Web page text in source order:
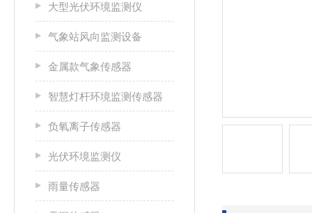
大型光伏环境监测仪
气象站风向监测设备
金属款气象传感器
智慧灯杆环境监测传感器
负氧离子传感器
光伏环境监测仪
雨量传感器